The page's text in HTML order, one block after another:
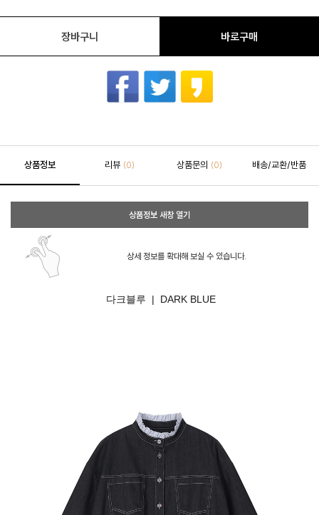
장바구니 바로구매
상품정보 리뷰 (0) 상품문의 (0) 배송/교환/반품
상품정보 새창 열기
상세 정보를 확대해 보실 수 있습니다.
다크블루 | DARK BLUE